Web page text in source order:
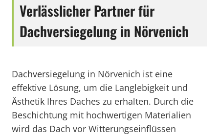
Verlässlicher Partner für
Dachversiegelung in Nörvenich
Dachversiegelung in Nörvenich ist eine
effektive Lösung, um die Langlebigkeit und
Ästhetik Ihres Daches zu erhalten. Durch die
Beschichtung mit hochwertigen Materialien
wird das Dach vor Witterungseinflüssen